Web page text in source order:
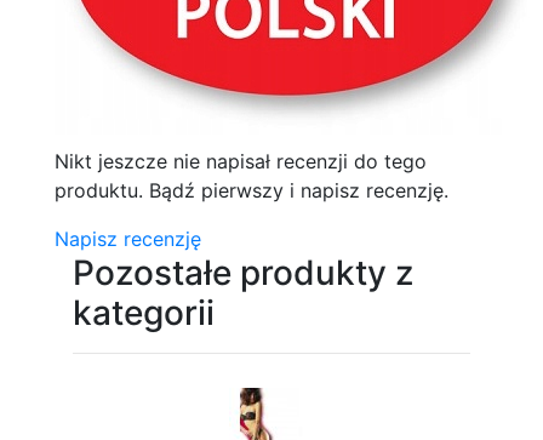
Nikt jeszcze nie napisał recenzji do tego
produktu. Bądź pierwszy i napisz recenzję.
Napisz recenzję
Pozostałe produkty z
kategorii